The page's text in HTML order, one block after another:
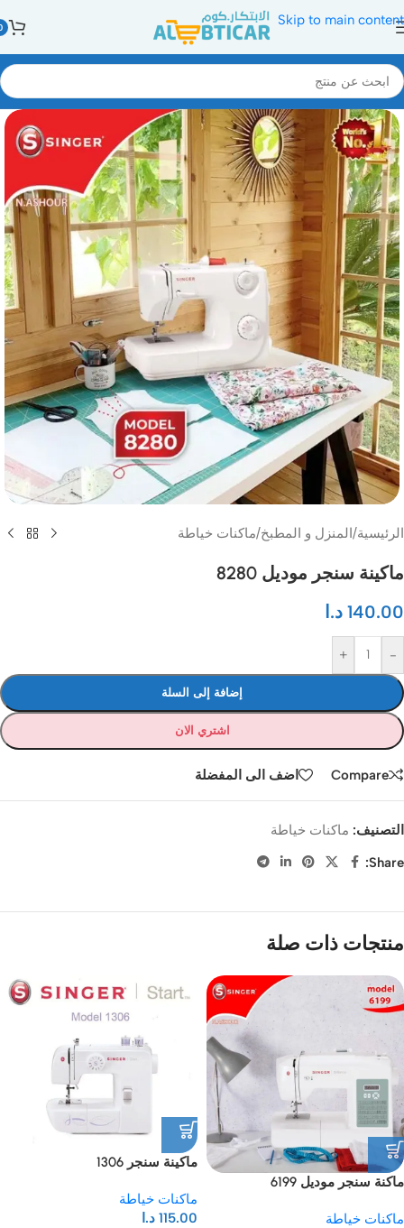
Skip to main content
الرئيسية/المنزل و المطبخ/ماكنات خياطة
ماكينة سنجر موديل 8280
140.00 د.ا
-
+
إضافة إلى السلة
اشتري الان
Compare اضف الى المفضلة
التصنيف: ماكنات خياطة
Share:
منتجات ذات صلة
ماكنة سنجر موديل 6199
ماكنات خياطة
ماكينة سنجر 1306
ماكنات خياطة
115.00 د.ا